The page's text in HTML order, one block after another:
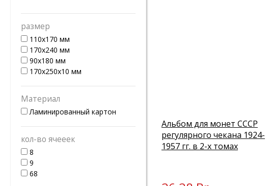
размер
110х170 мм
170х240 мм
90x180 мм
170x250x10 мм
Материал
Ламинированный картон
кол-во ячееек
8
9
68
Альбом для монет СССР
регулярного чекана 1924-
1957 гг. в 2-х томах